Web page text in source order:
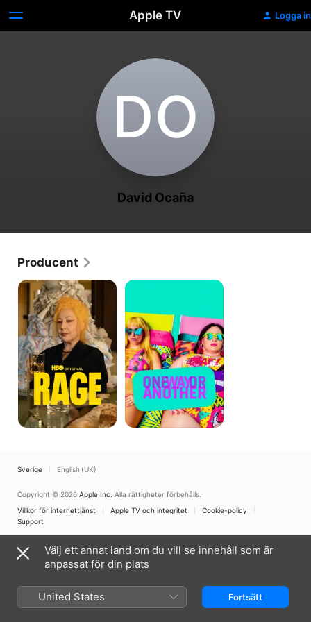
Apple TV Logga in
D‌O
David Ocaña
Producent
Rage
One
Another
Sverige English (UK)
Copyright © 2026 Apple Inc. Alla rättigheter förbehålls.
Villkor för internettjänst
Apple TV och integritet
Cookie-policy
Support
Välj ett annat land om du vill se innehåll som är
anpassat för din plats
United States Fortsätt